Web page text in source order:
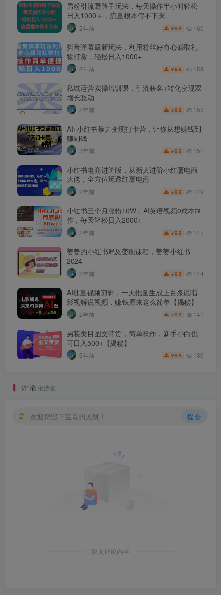
男粉引流野路子玩法，每天操作半小时轻松
日入1000＋，流量根本停不下来
2年前 ￥9.9 160
抖音弹幕最新玩法，利用粉丝好奇心赚取礼
物打赏，轻松日入1000+
2年前 ￥9.9 158
私域运营实操培训课，引流获客+转化变现双
增长驱动
2年前 ￥9.9 153
AI+小红书暴力变现打卡营，让你从想赚钱到
赚到钱
3年前 ￥9.9 151
小红书电商进阶版，从新人进阶小红薯电商
大佬，全方位玩透红薯电商
2年前 ￥9.9 149
小红书三个月涨粉10W，AI英语视频0成本制
作，每天轻松日入2000+
2年前 ￥9.9 147
姜姜的小红书IP及变现课程，姜姜小红书
2024
2年前 ￥9.9 144
AI批量视频剪辑，一天批量生成上百条说唱
影视解说视频，赚钱原来这么简单【揭秘】
2年前 ￥9.9 141
男装类目图文带货，简单操作，新手小白也
可日入500+【揭秘】
3年前 ￥9.9 136
评论 抢沙发
欢迎您留下宝贵的见解！ 提交
暂无评论内容